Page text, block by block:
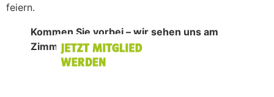
feiern.
Kommen Sie vorbei – wir sehen uns am
Zimmerplatz!